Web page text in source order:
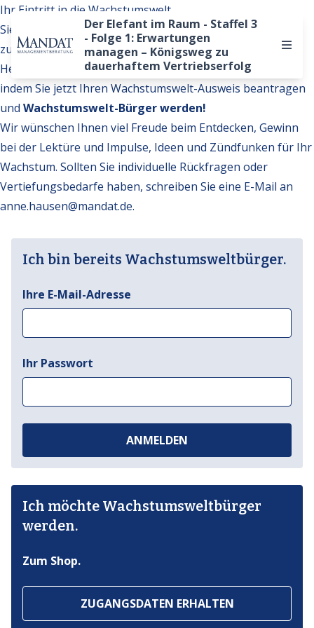
Der Elefant im Raum - Staffel 3
- Folge 1: Erwartungen
managen – Königsweg zu
dauerhaftem Vertriebserfolg
Ihr Eintritt in die Wachstumswelt
Sie möchten auf weitere Inhalte der Wachstumswelt
zugreifen?
Hervorragend. Werden Sie Teil unserer Gemeinschaft,
indem Sie jetzt Ihren Wachstumswelt-Ausweis beantragen
und Wachstumswelt-Bürger werden!
Wir wünschen Ihnen viel Freude beim Entdecken, Gewinn
bei der Lektüre und Impulse, Ideen und Zündfunken für Ihr
Wachstum. Sollten Sie individuelle Rückfragen oder
Vertiefungsbedarfe haben, schreiben Sie eine E-Mail an
anne.hausen@mandat.de.
Ich bin bereits Wachstumsweltbürger.
Ihre E-Mail-Adresse
Ihr Passwort
ANMELDEN
Ich möchte Wachstumsweltbürger
werden.
Zum Shop.
ZUGANGSDATEN ERHALTEN